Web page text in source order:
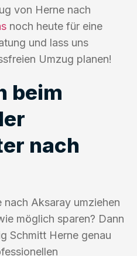
von Herne nach
noch heute für eine
und lass uns
Umzug planen!
beim
nach
Aksaray umziehen
möglich sparen? Dann
Schmitt Herne genau